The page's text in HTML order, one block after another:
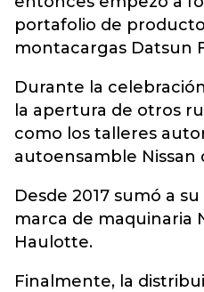
portafolio de
montacargas Datsun
Durante la
la apertura de otros
como los talleres
autoensamble Nissan
Desde 2017 sumó a
marca de maquinaria
Haulotte.
Finalmente, la